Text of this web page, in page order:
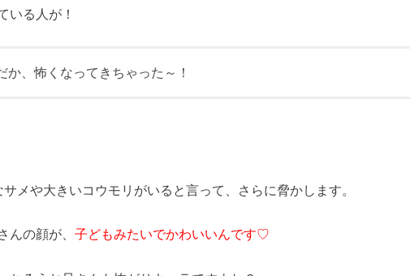
いる人が！
か、怖くなってきちゃった～！
メや大きいコウモリがいると言って、さらに脅かします。
んの顔が、 子どもみたいでかわいいんです♡